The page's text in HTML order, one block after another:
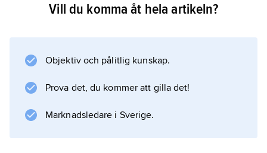
Systemet infördes till Sverige på 1930-talet
hos golvhöns. Enligt svenska
äggproduktion inhysas i burar eller på annat
sätt som inte uppfyller hönsens behov av
värprede, sittpinne och sandbad. Sådana
Vill du komma åt hela artikeln?
Objektiv och pålitlig kunskap.
Prova det, du kommer att gilla det!
Marknadsledare i Sverige.